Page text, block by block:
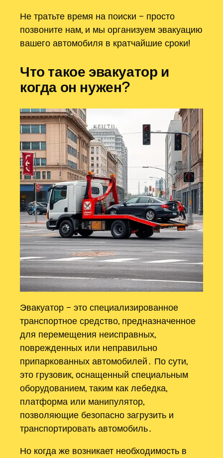
Не тратьте время на поиски – просто
позвоните нам, и мы организуем эвакуацию
вашего автомобиля в кратчайшие сроки!
Что такое эвакуатор и
когда он нужен?
Эвакуатор – это специализированное
транспортное средство, предназначенное
для перемещения неисправных,
поврежденных или неправильно
припаркованных автомобилей․ По сути,
это грузовик, оснащенный специальным
оборудованием, таким как лебедка,
платформа или манипулятор,
позволяющие безопасно загрузить и
транспортировать автомобиль․
Но когда же возникает необходимость в